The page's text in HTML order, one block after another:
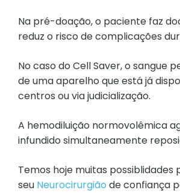
Na pré-doação, o paciente faz
reduz o risco de complicações
No caso do Cell Saver, o sangue
de uma aparelho que está já
centros ou via judicialização.
A hemodiluição normovolêmica
infundido simultaneamente
Temos hoje muitas
seu Neurocirurgião de confiança